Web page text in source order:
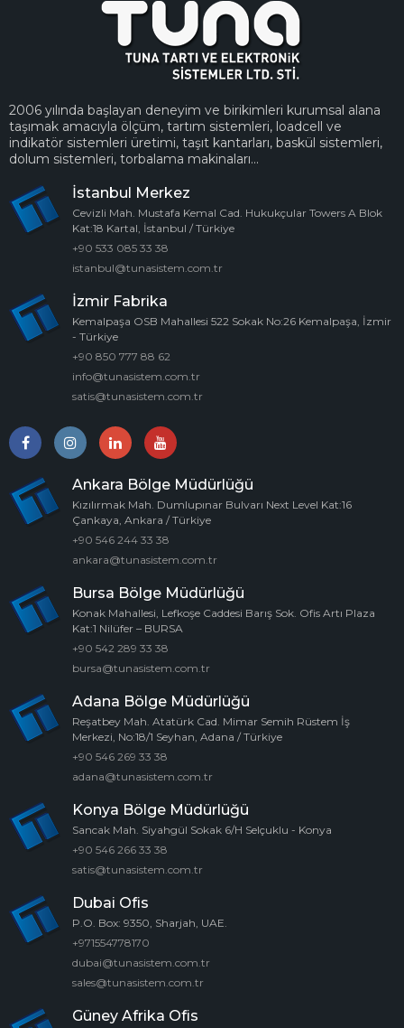
2006 yılında başlayan deneyim ve birikimleri kurumsal alana
taşımak amacıyla ölçüm, tartım sistemleri, loadcell ve
indikatör sistemleri üretimi, taşıt kantarları, baskül sistemleri,
dolum sistemleri, torbalama makinaları...
İstanbul Merkez
Cevizli Mah. Mustafa Kemal Cad. Hukukçular Towers A Blok
Kat:18 Kartal, İstanbul / Türkiye
+90 533 085 33 38
istanbul@tunasistem.com.tr
İzmir Fabrika
Kemalpaşa OSB Mahallesi 522 Sokak No:26 Kemalpaşa, İzmir
- Türkiye
+90 850 777 88 62
info@tunasistem.com.tr
satis@tunasistem.com.tr
Ankara Bölge Müdürlüğü
Kızılırmak Mah. Dumlupınar Bulvarı Next Level Kat:16
Çankaya, Ankara / Türkiye
+90 546 244 33 38
ankara@tunasistem.com.tr
Bursa Bölge Müdürlüğü
Konak Mahallesi, Lefkoşe Caddesi Barış Sok. Ofis Artı Plaza
Kat:1 Nilüfer – BURSA
+90 542 289 33 38
bursa@tunasistem.com.tr
Adana Bölge Müdürlüğü
Reşatbey Mah. Atatürk Cad. Mimar Semih Rüstem İş
Merkezi, No:18/1 Seyhan, Adana / Türkiye
+90 546 269 33 38
adana@tunasistem.com.tr
Konya Bölge Müdürlüğü
Sancak Mah. Siyahgül Sokak 6/H Selçuklu - Konya
+90 546 266 33 38
satis@tunasistem.com.tr
Dubai Ofis
P.O. Box: 9350, Sharjah, UAE.
+971554778170
dubai@tunasistem.com.tr
sales@tunasistem.com.tr
Güney Afrika Ofis